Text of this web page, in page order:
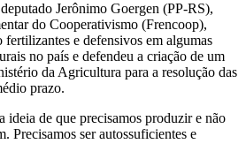
Jerônimo Goergen (PP-RS),
do Cooperativismo (Frencoop),
fertilizantes e defensivos em algumas
no país e defendeu a criação de um
da Agricultura para a resolução das
prazo.
ideia de que precisamos produzir e não
Precisamos ser autossuficientes e